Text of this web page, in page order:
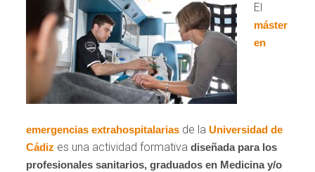
El
máster
en
emergencias extrahospitalarias de laUniversidad de
Cádiz es una actividad formativa diseñada para los
profesionales sanitarios, graduados en Medicina y/o